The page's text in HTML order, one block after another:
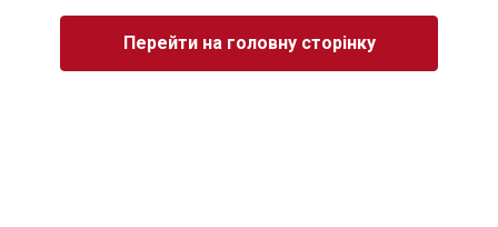
Перейти на головну сторінку